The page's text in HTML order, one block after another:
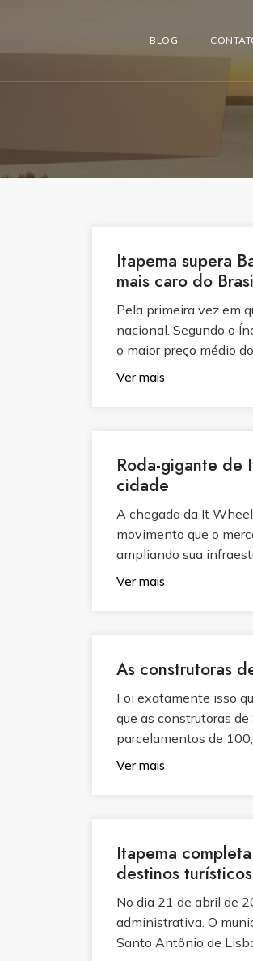
BLOG
Itapema supera
mais caro do
Pela primeira vez em
nacional. Segundo o
o maior preço médio
Ver mais
Roda-gigante de
cidade
A chegada da It
movimento que o
ampliando sua
Ver mais
As construtoras
Foi exatamente isso
que as construtoras
parcelamentos de
Ver mais
Itapema
destinos
No dia 21 de abril de
administrativa. O
Santo Antônio de